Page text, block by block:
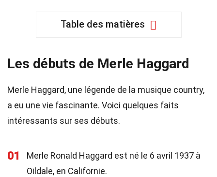
Table des matières
Les débuts de Merle Haggard
Merle Haggard, une légende de la musique country,
a eu une vie fascinante. Voici quelques faits
intéressants sur ses débuts.
01
Merle Ronald Haggard est né le 6 avril 1937 à
Oildale, en Californie.